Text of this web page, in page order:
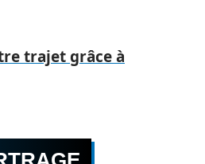
trajet grâce à